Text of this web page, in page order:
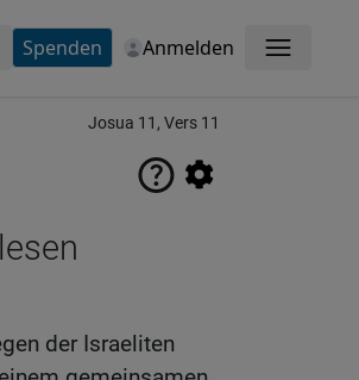
Spenden Anmelden Menü
Josua 11, Vers 11
der Israeliten